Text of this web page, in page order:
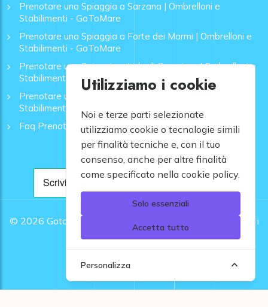
Prenotare una Spiaggia a Sarzana | Ombrelloni e
Stabilimenti - GoToMare
Prenotare una Spiaggia a Forte dei Marmi | Ombrelloni e
Stabilimenti - GoToMare
Prenotare una Spiaggia a Lido di Camaiore | Ombrelloni e
Stabilimenti - GoToMare
Prenotare una Spiaggia a Rapallo | Ombrelloni e
Stabilimenti - GoToMare
Faq Prenotazione Spiagge
© 2026 Gotomare srl - Partita IVA 12948810960 .
Tutti i
diritti riservati.
Utilizziamo i cookie
Noi e terze parti selezionate
utilizziamo cookie o tecnologie simili
per finalità tecniche e, con il tuo
consenso, anche per altre finalità
come specificato nella cookie policy.
Solo essenziali
Accetta tutto
Personalizza